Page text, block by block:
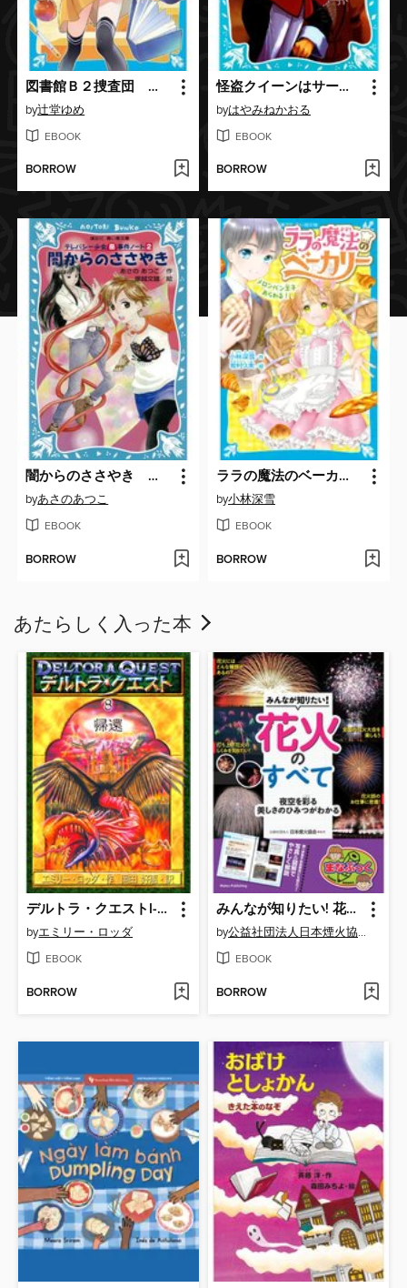
図書館Ｂ２捜査団 秘密の地下室
by辻堂ゆめ
EBOOK
BORROW
怪盗クイーンはサーカスがお好き
byはやみねかおる
EBOOK
BORROW
闇からのささやき テレパシー少女「蘭」事件ノート２
byあさのあつこ
EBOOK
BORROW
ララの魔法のベーカリー メロンパン王子あらわる!
by小林深雪
EBOOK
BORROW
あたらしく入った本
デルトラ・クエストI-8 帰還
byエミリー・ロッダ
EBOOK
BORROW
みんなが知りたい! 花火のすべて 夜空を彩る美しさのひみつがわかる
by 公益社団法人日本煙火協会
EBOOK
BORROW